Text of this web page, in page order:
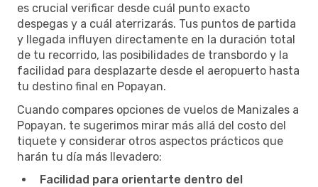
es crucial verificar desde cuál punto exacto
despegas y a cuál aterrizarás. Tus puntos de partida
y llegada influyen directamente en la duración total
de tu recorrido, las posibilidades de transbordo y la
facilidad para desplazarte desde el aeropuerto hasta
tu destino final en Popayan.
Cuando compares opciones de vuelos de Manizales a
Popayan, te sugerimos mirar más allá del costo del
tiquete y considerar otros aspectos prácticos que
harán tu día más llevadero:
Facilidad para orientarte dentro del